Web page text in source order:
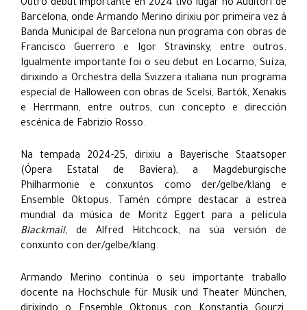
Outro debut importante en 2024 tivo lugar no Auditori de
Barcelona, ​​onde Armando Merino dirixiu por primeira vez á
Banda Municipal de Barcelona nun programa con obras de
Francisco Guerrero e Igor Stravinsky, entre outros.
Igualmente importante foi o seu debut en Locarno, Suíza,
dirixindo a Orchestra della Svizzera italiana nun programa
especial de Halloween con obras de Scelsi, Bartók, Xenakis
e Herrmann, entre outros, cun concepto e dirección
escénica de Fabrizio Rosso.
Na tempada 2024-25, dirixiu a Bayerische Staatsoper
(Ópera Estatal de Baviera), a Magdeburgische
Philharmonie e conxuntos como der/gelbe/klang e
Ensemble Oktopus. Tamén cómpre destacar a estrea
mundial da música de Moritz Eggert para a película
Blackmail, de Alfred Hitchcock, na súa versión de
conxunto con der/gelbe/klang.
Armando Merino continúa o seu importante traballo
docente na Hochschule für Musik und Theater München,